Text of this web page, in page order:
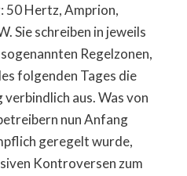
50 Hertz, Amprion,
Sie schreiben in jeweils
Regelzonen,
folgenden Tages die
aus. Was von
nun Anfang
geregelt wurde,
Kontroversen zum